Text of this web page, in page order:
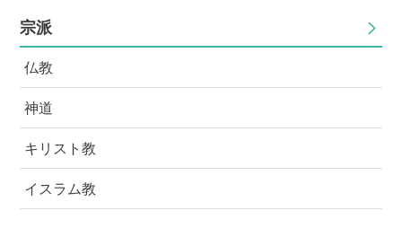
宗派
仏教
神道
キリスト教
イスラム教